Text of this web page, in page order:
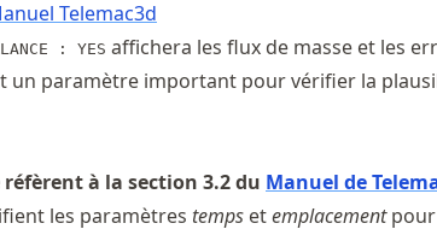
Telemac3d
: YES affichera les flux de masse et les
un paramètre important pour vérifier la
à la section 3.2 du Manuel de
les paramètres temps etemplacementpour